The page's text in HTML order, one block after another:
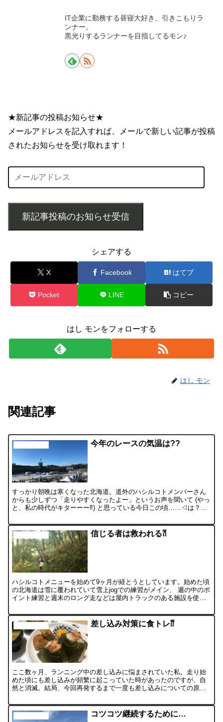
IT企業に勤務する昼寝大好き、引きこもりラ
ンナー。
黒光りするランナーを目指してるモン♪
★新記事の投稿お知らせ★
メールアドレスを記入すれば、メールで新しい記事が投稿
されたお知らせを受け取れます！
新記事投稿のお知らせ受信
シェアする
X Facebook はてブ
Pocket LINE コピー
はし モンをフォローする
はし モン
関連記事
今年のレースの気温は??
すっかり朝晩は寒くなった北海道。道外のハシルコトメンバーさん
からも少しずつ「走りやすくなったよー」というお声を聞いて (やっ
と、私の時代がキターーー‼︎) と思っている今日この頃……◁は？
信じる者は救われる⁈
ハシルコトメニューを始めて9ヶ月が経とうとしています。始めた頃
の北海道は雪に覆われていて雪上jogでの練習がメイン、 週の中のポ
イント練習と週末のロング走などは屋内トラックのある施設を使っ
差し込み対策に食トレ⁇
ここ数ヶ月、ランニング中の差し込みに悩まされていた私。走り始
めた頃にも差し込みが頻繁に起こっていた時があったのですが、自
然と消滅。結局、今回再発するまで一度も差し込みについての原因
コツコツ継続するために…